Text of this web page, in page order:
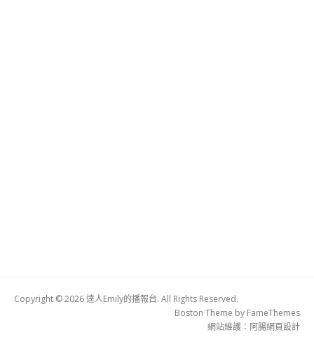
Copyright © 2026 達人Emily的播報台. All Rights Reserved.
Boston Theme by FameThemes
網站維護： 阿腸網頁設計